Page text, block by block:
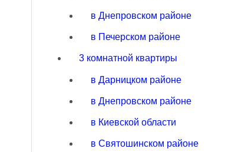
в Днепровском районе
в Печерском районе
3 комнатной квартиры
в Дарницком районе
в Днепровском районе
в Киевской области
в Святошинском районе